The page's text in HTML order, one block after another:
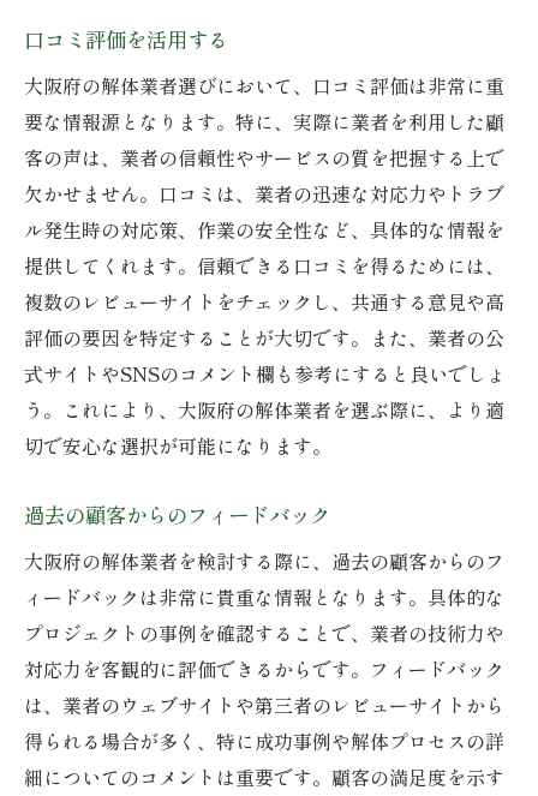
口コミ評価を活用する
大阪府の解体業者選びにおいて、口コミ評価は非常に重
要な情報源となります。特に、実際に業者を利用した顧
客の声は、業者の信頼性やサービスの質を把握する上で
欠かせません。口コミは、業者の迅速な対応力やトラブ
ル発生時の対応策、作業の安全性など、具体的な情報を
提供してくれます。信頼できる口コミを得るためには、
複数のレビューサイトをチェックし、共通する意見や高
評価の要因を特定することが大切です。また、業者の公
式サイトやSNSのコメント欄も参考にすると良いでしょ
う。これにより、大阪府の解体業者を選ぶ際に、より適
切で安心な選択が可能になります。
過去の顧客からのフィードバック
大阪府の解体業者を検討する際に、過去の顧客からのフ
ィードバックは非常に貴重な情報となります。具体的な
プロジェクトの事例を確認することで、業者の技術力や
対応力を客観的に評価できるからです。フィードバック
は、業者のウェブサイトや第三者のレビューサイトから
得られる場合が多く、特に成功事例や解体プロセスの詳
細についてのコメントは重要です。顧客の満足度を示す